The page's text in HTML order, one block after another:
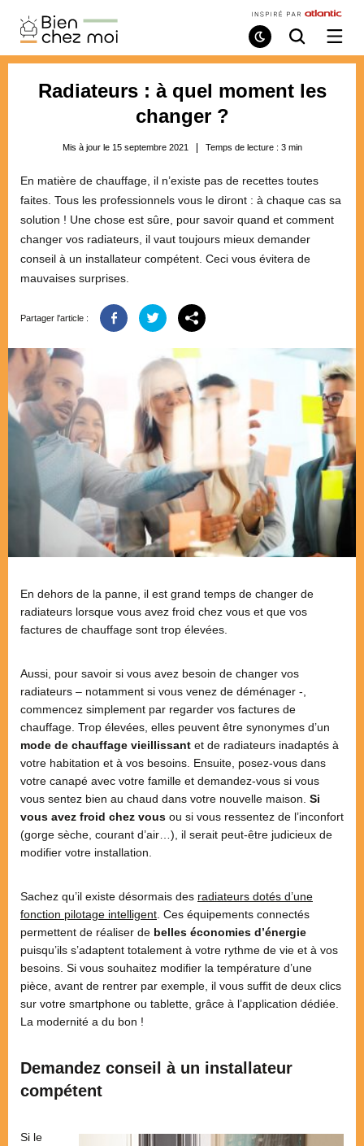
Bien
Chez
Moi
Mode
de
Recherche
/
Radiateurs : à quel moment les
changer ?
Mis à jour le 15 septembre 2021 Temps de lecture : 3 min
En matière de chauffage, il n’existe pas de recettes toutes
faites. Tous les professionnels vous le diront : à chaque cas sa
solution ! Une chose est sûre, pour savoir quand et comment
changer vos radiateurs, il vaut toujours mieux demander
conseil à un installateur compétent. Ceci vous évitera de
mauvaises surprises.
Partager l'article :
En dehors de la panne, il est grand temps de changer de
radiateurs lorsque vous avez froid chez vous et que vos
factures de chauffage sont trop élevées.
Aussi, pour savoir si vous avez besoin de changer vos
radiateurs – notamment si vous venez de déménager -,
commencez simplement par regarder vos factures de
chauffage. Trop élevées, elles peuvent être synonymes d’un
mode de chauffage vieillissant et de radiateurs inadaptés à
votre habitation et à vos besoins. Ensuite, posez-vous dans
votre canapé avec votre famille et demandez-vous si vous
vous sentez bien au chaud dans votre nouvelle maison. Si
vous avez froid chez vous ou si vous ressentez de l’inconfort
(gorge sèche, courant d’air…), il serait peut-être judicieux de
modifier votre installation.
Sachez qu’il existe désormais des radiateurs dotés d’une
fonction pilotage intelligent . Ces équipements connectés
permettent de réaliser de belles économies d’énergie
puisqu’ils s’adaptent totalement à votre rythme de vie et à vos
besoins. Si vous souhaitez modifier la température d’une
pièce, avant de rentrer par exemple, il vous suffit de deux clics
sur votre smartphone ou tablette, grâce à l’application dédiée.
La modernité a du bon !
Demandez conseil à un installateur
compétent
Si le